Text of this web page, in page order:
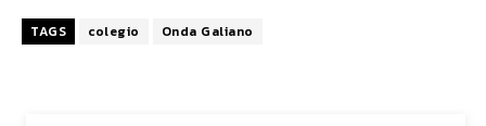
TAGS colegio Onda Galiano